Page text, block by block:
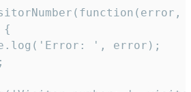
{
', error);